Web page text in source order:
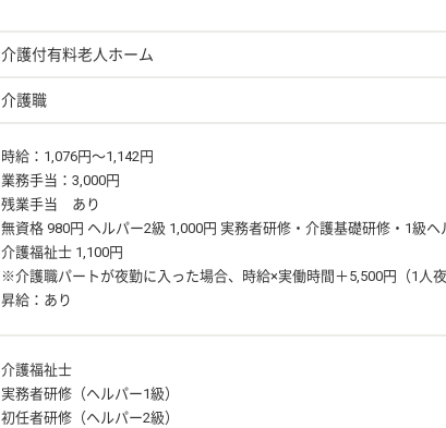
介護付有料老人ホーム
介護職
時給：1,076円〜1,142円
業務手当：3,000円
残業手当 あり
無資格 980円 ヘルパー2級 1,000円 実務者研修・介護基礎研修・1級ヘ
介護福祉士 1,100円
※介護職パートが夜勤に入った場合、時給×実働時間＋5,500円（1人
昇給：あり
介護福祉士
実務者研修（ヘルパー1級）
初任者研修（ヘルパー2級）